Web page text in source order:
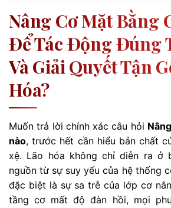
Nâng Cơ Mặt Bằng
Để Tác Động Đúng
Và Giải Quyết Tận
Hóa?
Muốn trả lời chính xác câu hỏi
nào, trước hết cần hiểu bản chất
xệ. Lão hóa không chỉ diễn ra ở
nguồn từ sự suy yếu của hệ thống
đặc biệt là sự sa trễ của lớp cơ
tầng cơ mất độ đàn hồi, mọi